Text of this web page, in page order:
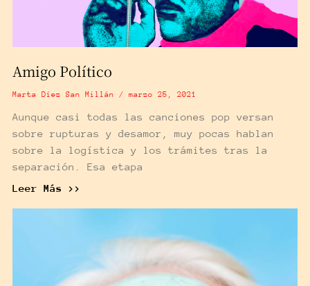
Amigo Político
Marta Díez San Millán marzo 25, 2021
Aunque casi todas las canciones pop versan
sobre rupturas y desamor, muy pocas hablan
sobre la logística y los trámites tras la
separación. Esa etapa
Leer Más >>